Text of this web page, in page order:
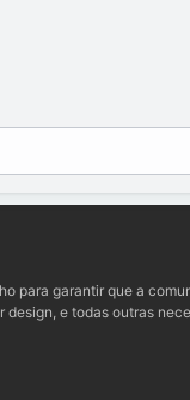
para garantir que a
e todas outras